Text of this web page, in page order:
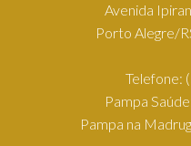
Avenida
Porto Alegre/
Telefone:
Pampa
Pampa na